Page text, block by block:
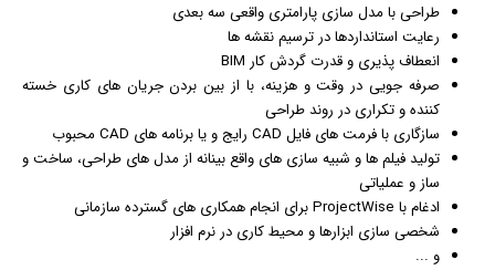
طراحی با مدل سازی پارامتری واقعی سه بعدی
رعایت استانداردها در ترسیم نقشه ها
انعطاف پذیری و قدرت گردش کار BIM
صرفه جویی در وقت و هزینه، با از بین بردن جریان های کاری خسته
کننده و تکراری در روند طراحی
سازگاری با فرمت های فایل CAD رایج و یا برنامه های CAD محبوب
تولید فیلمها و شبیه سازی های واقع بینانه از مدل های طراحی، ساخت و
ساز و عملیاتی
ادغام با ProjectWise برای انجام همکاری های گسترده سازمانی
شخصی سازی ابزارها و محیط کاری در نرم افزار
و ...